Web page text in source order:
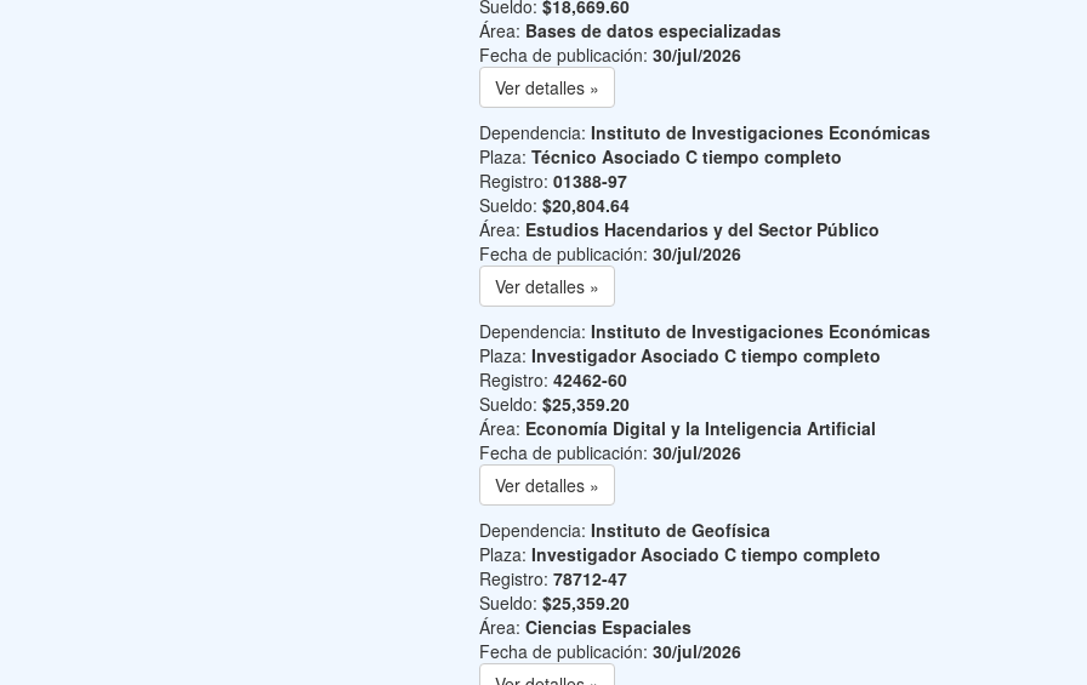
Sueldo: $18,669.60
Área: Bases de datos especializadas
Fecha de publicación: 30/jul/2026
Ver detalles »
Dependencia: Instituto de Investigaciones Económicas
Plaza: Técnico Asociado C tiempo completo
Registro: 01388-97
Sueldo: $20,804.64
Área: Estudios Hacendarios y del Sector Público
Fecha de publicación: 30/jul/2026
Ver detalles »
Dependencia: Instituto de Investigaciones Económicas
Plaza: Investigador Asociado C tiempo completo
Registro: 42462-60
Sueldo: $25,359.20
Área: Economía Digital y la Inteligencia Artificial
Fecha de publicación: 30/jul/2026
Ver detalles »
Dependencia: Instituto de Geofísica
Plaza: Investigador Asociado C tiempo completo
Registro: 78712-47
Sueldo: $25,359.20
Área: Ciencias Espaciales
Fecha de publicación: 30/jul/2026